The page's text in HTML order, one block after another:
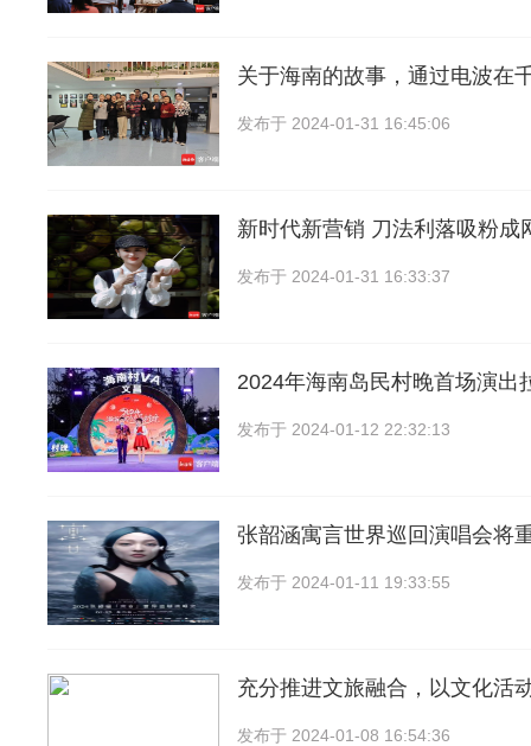
关于海南的故事，通过电波在
发布于 2024-01-31 16:45:06
新时代新营销 刀法利落吸粉成
发布于 2024-01-31 16:33:37
2024年海南岛民村晚首场演出
发布于 2024-01-12 22:32:13
张韶涵寓言世界巡回演唱会将
发布于 2024-01-11 19:33:55
充分推进文旅融合，以文化活
发布于 2024-01-08 16:54:36